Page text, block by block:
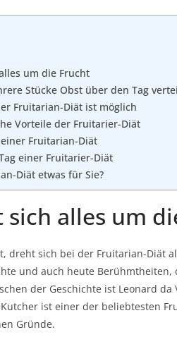
um die Frucht
Stücke Obst über den Tag
Fruitarian-Diät ist möglich
Vorteile der Fruitarier-Diät
Fruitarian-Diät
einer Fruitarier-Diät
Diät etwas für Sie?
sich alles um
dreht sich bei der Fruitarian-Diät
und auch heute
der Geschichte ist Leonard
ist einer der beliebtesten
Gründe.